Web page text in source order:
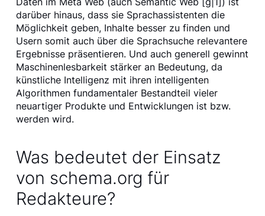
darüber hinaus, dass sie Sprachassistenten die
Möglichkeit geben, Inhalte besser zu finden und
Usern somit auch über die Sprachsuche relevantere
Ergebnisse präsentieren. Und auch generell gewinnt
Maschinenlesbarkeit stärker an Bedeutung, da
künstliche Intelligenz mit ihren intelligenten
Algorithmen fundamentaler Bestandteil vieler
neuartiger Produkte und Entwicklungen ist bzw.
werden wird.
Was bedeutet der Einsatz
von schema.org für
Redakteure?